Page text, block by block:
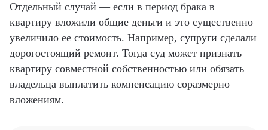
Отдельный случай — если в период брака в
квартиру вложили общие деньги и это существенно
увеличило ее стоимость. Например, супруги сделали
дорогостоящий ремонт. Тогда суд может признать
квартиру совместной собственностью или обязать
владельца выплатить компенсацию соразмерно
вложениям.